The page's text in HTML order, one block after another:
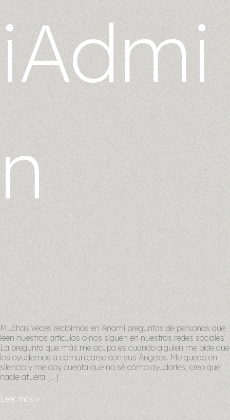
iAdmi
n
Muchas veces recibimos en Anami preguntas de personas que
leen nuestros artículos o nos siguen en nuestras redes sociales.
La pregunta que más me ocupa es cuando alguien me pide que
los ayudemos a comunicarse con sus Ángeles. Me quedo en
silencio y me doy cuenta que no sé cómo ayudarles, creo que
nadie afuera […]
Leer más »